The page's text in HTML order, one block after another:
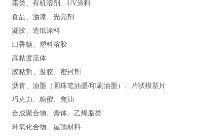
霜类、有机溶剂、UV涂料
食品、油漆、光亮剂
凝胶、造纸涂料
口香糖、塑料溶胶
高粘度流体
胶粘剂、凝胶、密封剂
沥青、油墨（圆珠笔油墨/印刷油墨）、片状模塑片
巧克力、糖蜜、焦油
合成聚合物、膏体、乙烯脂类
环氧化合物、屋顶材料